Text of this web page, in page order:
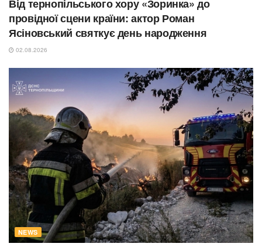
Від тернопільського хору «Зоринка» до
провідної сцени країни: актор Роман
Ясіновський святкує день народження
02.08.2026
NEWS